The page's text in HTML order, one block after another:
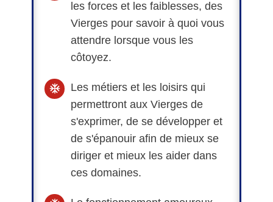
les forces et les faiblesses, des
Vierges pour savoir à quoi vous
attendre lorsque vous les
côtoyez.
Les métiers et les loisirs qui
permettront aux Vierges de
s'exprimer, de se développer et
de s'épanouir afin de mieux se
diriger et mieux les aider dans
ces domaines.